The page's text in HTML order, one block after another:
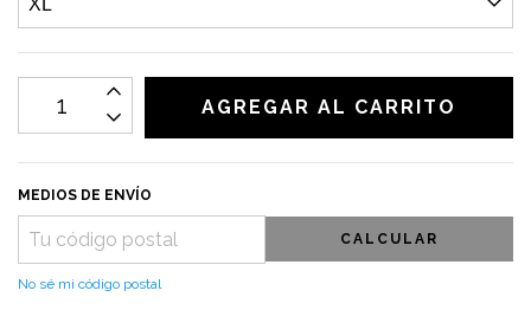
MEDIOS DE ENVÍO
CALCULAR
No sé mi código postal